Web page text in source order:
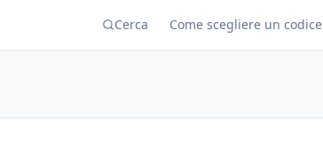
Cerca Come scegliere un codice